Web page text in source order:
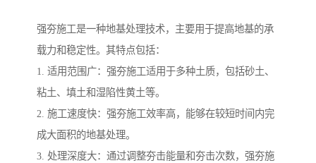
强夯施工是一种地基处理技术，主要用于提高地基的承
载力和稳定性。其特点包括：
1. 适用范围广：强夯施工适用于多种土质，包括砂土、
粘土、填土和湿陷性黄土等。
2. 施工速度快：强夯施工效率高，能够在较短时间内完
成大面积的地基处理。
3. 处理深度大：通过调整夯击能量和夯击次数，强夯施